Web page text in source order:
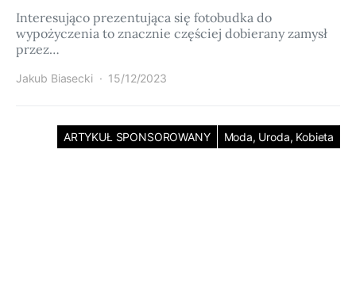
Interesująco prezentująca się fotobudka do
wypożyczenia to znacznie częściej dobierany zamysł
przez…
Jakub Biasecki 15/12/2023
ARTYKUŁ SPONSOROWANY Moda, Uroda, Kobieta